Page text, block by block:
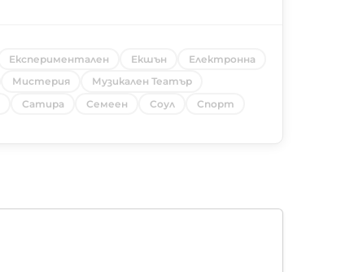
Експериментален Екшън
Електронна
Мистерия
Музикален Театър
Сатира Семеен Соул
Спорт